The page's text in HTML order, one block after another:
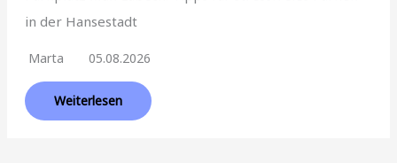
in der Hansestadt
Marta 05.08.2026
Weiterlesen